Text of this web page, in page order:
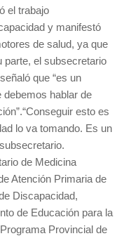
el trabajo
y manifestó
de salud, ya que
parte, el subsecretario
que “es un
debemos hablar de
esto es
lo va tomando. Es un
de Medicina
Atención Primaria de
Discapacidad,
de Educación para la
Provincial de